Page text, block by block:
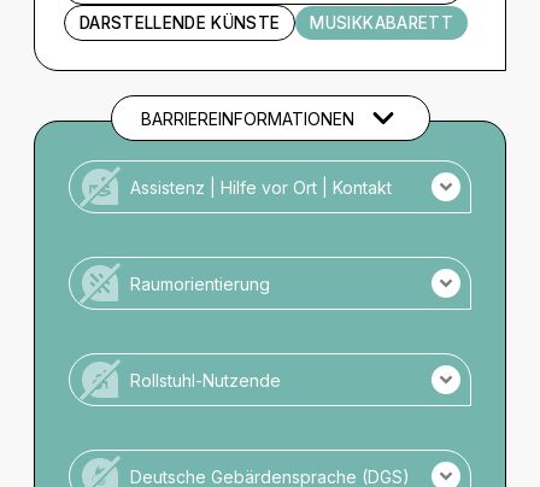
DARSTELLENDE KÜNSTE
MUSIKKABARETT
BARRIEREINFORMATIONEN
Assistenz | Hilfe vor Ort | Kontakt
Unterstützungsbedarf.
Raumorientierung
vorhanden.
Rollstuhl-Nutzende
Deutsche Gebärdensprache (DGS)